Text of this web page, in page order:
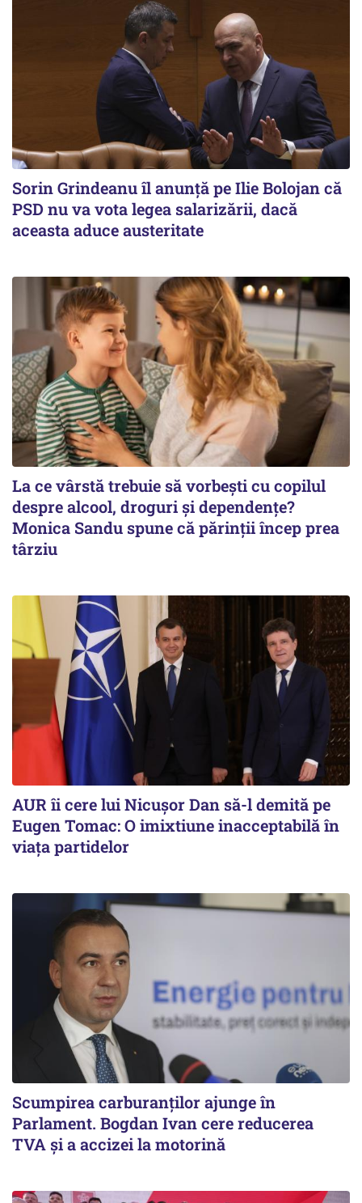
Sorin Grindeanu îl anunţă pe Ilie Bolojan că
PSD nu va vota legea salarizării, dacă
aceasta aduce austeritate
La ce vârstă trebuie să vorbești cu copilul
despre alcool, droguri și dependențe?
Monica Sandu spune că părinții încep prea
târziu
AUR îi cere lui Nicușor Dan să-l demită pe
Eugen Tomac: O imixtiune inacceptabilă în
viața partidelor
Scumpirea carburanților ajunge în
Parlament. Bogdan Ivan cere reducerea
TVA și a accizei la motorină